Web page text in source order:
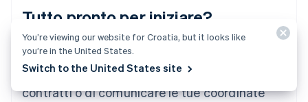
Tutto pronto per iniziare?
Crea un account e inizia ad accettare
pagamenti senza la necessità di stipulare
contratti o di comunicare le tue coordinate
Liechtenstein
Lituania
English
Lussemburgo
Malaysia
You’re viewing our website for Croatia, but it looks like
you’re in the United States.
Switch to the United States site